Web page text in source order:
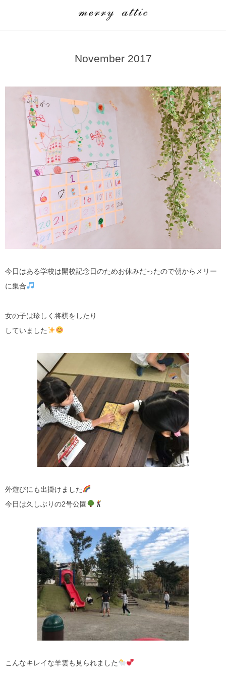
November 2017
今日はある学校は開校記念日のためお休みだったので朝からメリー
に集合
女の子は珍しく将棋をしたり
していました
外遊びにも出掛けました
今日は久しぶりの2号公園
こんなキレイな羊雲も見られました
merry attic ミュージッククラス